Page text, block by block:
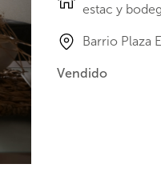
estac y
Barrio Plaza
Vendido